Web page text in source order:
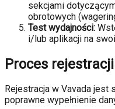
sekcjami
obrotowych
Test wydajności:
i/lub aplikacji na
Proces
Rejestracja w Vavada
poprawne wypełnienie